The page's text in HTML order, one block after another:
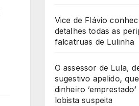
Vice de Flávio
detalhes todas as
falcatruas de Lulinha
O assessor de Lula,
sugestivo apelido,
dinheiro
lobista suspeita